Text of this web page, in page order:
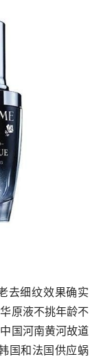
去细纹效果确实
原液不挑年龄不
国河南黄河故道
国和法国供应蜗